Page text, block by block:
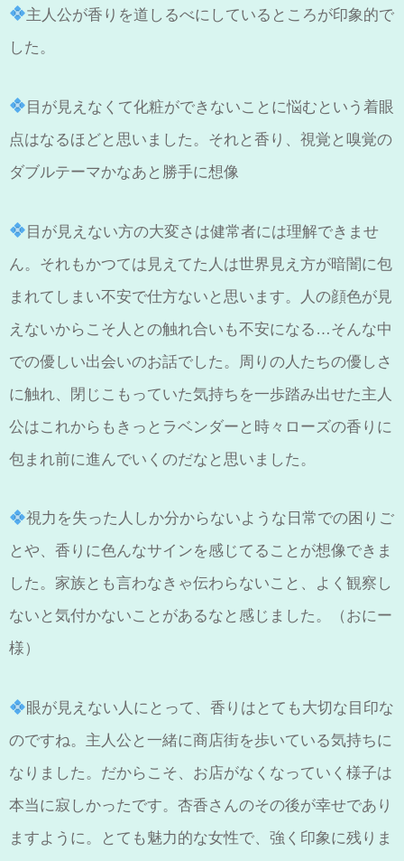
主人公が香りを道しるべにしているところが印象的で
した。
目が見えなくて化粧ができないことに悩むという着眼
点はなるほどと思いました。それと香り、視覚と嗅覚の
ダブルテーマかなあと勝手に想像
目が見えない方の大変さは健常者には理解できませ
ん。それもかつては見えてた人は世界見え方が暗闇に包
まれてしまい不安で仕方ないと思います。人の顔色が見
えないからこそ人との触れ合いも不安になる…そんな中
での優しい出会いのお話でした。周りの人たちの優しさ
に触れ、閉じこもっていた気持ちを一歩踏み出せた主人
公はこれからもきっとラベンダーと時々ローズの香りに
包まれ前に進んでいくのだなと思いました。
視力を失った人しか分からないような日常での困りご
とや、香りに色んなサインを感じてることが想像できま
した。家族とも言わなきゃ伝わらないこと、よく観察し
ないと気付かないことがあるなと感じました。（おにー
様）
眼が見えない人にとって、香りはとても大切な目印な
のですね。主人公と一緒に商店街を歩いている気持ちに
なりました。だからこそ、お店がなくなっていく様子は
本当に寂しかったです。杏香さんのその後が幸せであり
ますように。とても魅力的な女性で、強く印象に残りま